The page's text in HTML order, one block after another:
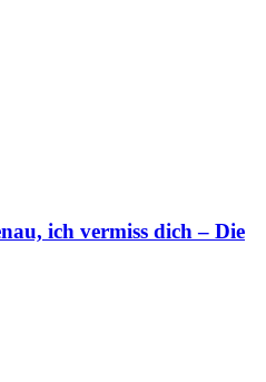
ich vermiss dich – Die